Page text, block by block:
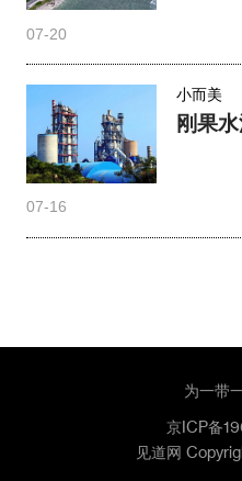
07-20
小而美
刚果
07-16
为一带
京ICP备
见道网